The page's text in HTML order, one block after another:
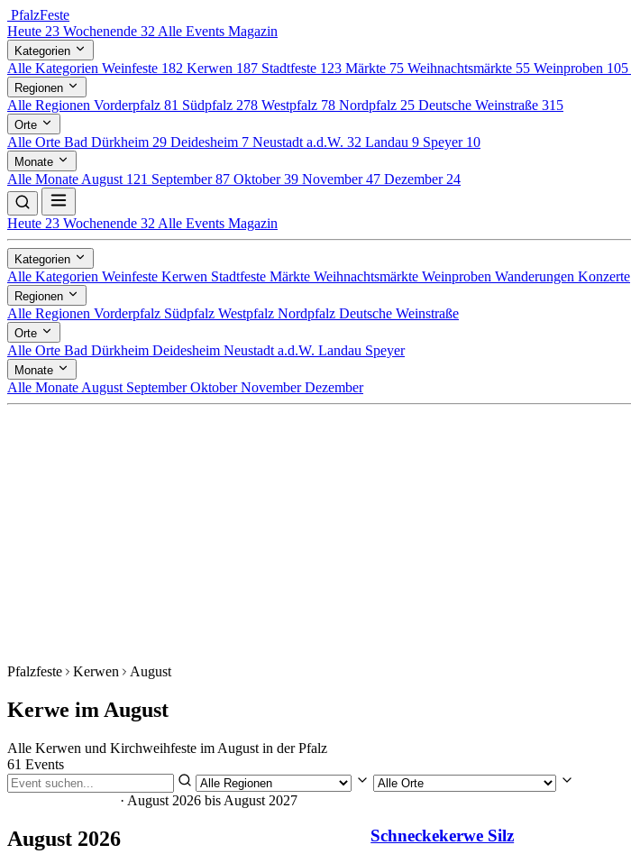
PfalzFeste
Heute 23 Wochenende 32 Alle Events Magazin
Kategorien
Alle Kategorien Weinfeste 182 Kerwen 187 Stadtfeste 123 Märkte 75 Weihnachtsmärkte 55 Weinproben 105
Regionen
Alle Regionen Vorderpfalz 81 Südpfalz 278 Westpfalz 78 Nordpfalz 25 Deutsche Weinstraße 315
Orte
Alle Orte Bad Dürkheim 29 Deidesheim 7 Neustadt a.d.W. 32 Landau 9 Speyer 10
Monate
Alle Monate August 121 September87 Oktober39 November47 Dezember 24
Heute 23 Wochenende 32 Alle Events Magazin
Kategorien
Alle Kategorien Weinfeste Kerwen Stadtfeste Märkte Weihnachtsmärkte Weinproben Wanderungen Konzerte
Regionen
Alle Regionen Vorderpfalz Südpfalz Westpfalz Nordpfalz Deutsche Weinstraße
Orte
Alle Orte Bad Dürkheim Deidesheim Neustadt a.d.W. Landau Speyer
Monate
Alle Monate August SeptemberOktoberNovemberDezember
Pfalzfeste Kerwen August
Kerwe im August
Alle Kerwen und Kirchweihfeste im August in der Pfalz
61 Events
· August 2026 bis August 2027
August 2026 Schneckekerwe Silz